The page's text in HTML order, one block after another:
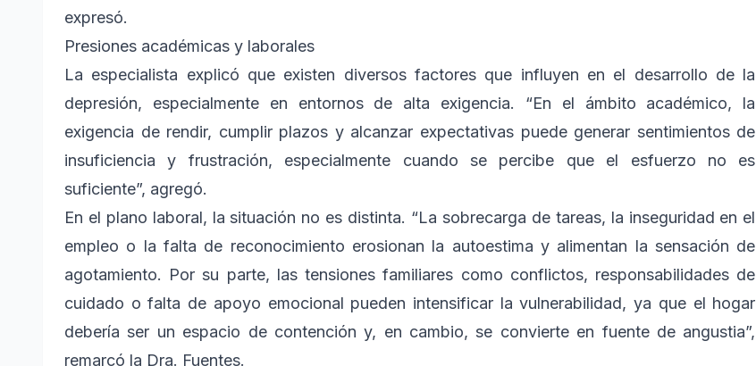
expresó.
Presiones académicas y laborales
La especialista explicó que existen diversos factores que influyen en el desarrollo de la
depresión, especialmente en entornos de alta exigencia. “En el ámbito académico, la
exigencia de rendir, cumplir plazos y alcanzar expectativas puede generar sentimientos de
insuficiencia y frustración, especialmente cuando se percibe que el esfuerzo no es
suficiente”, agregó.
En el plano laboral, la situación no es distinta. “La sobrecarga de tareas, la inseguridad en el
empleo o la falta de reconocimiento erosionan la autoestima y alimentan la sensación de
agotamiento. Por su parte, las tensiones familiares como conflictos, responsabilidades de
cuidado o falta de apoyo emocional pueden intensificar la vulnerabilidad, ya que el hogar
debería ser un espacio de contención y, en cambio, se convierte en fuente de angustia”,
remarcó la Dra. Fuentes.